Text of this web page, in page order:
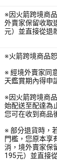
※因火箭跨境商
外賣家保留收取
元）並直接從退
※火箭跨境商品
※ 經境外賣家同
天鑑賞期內得申
※因火箭跨境商
始配送至配達為
您可在收到商品
※ 部分退貨時，
門檻，您原本享
消，境外賣家保
195元）並直接